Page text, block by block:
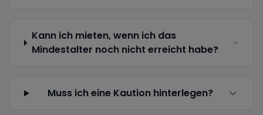
Kann ich mieten, wenn ich das
Mindestalter noch nicht erreicht habe?
Muss ich eine Kaution hinterlegen?